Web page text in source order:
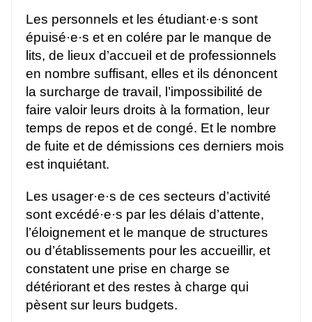
Les personnels et les étudiant·e·s sont
épuisé·e·s et en colére par le manque de
lits, de lieux d’accueil et de professionnels
en nombre suffisant, elles et ils dénoncent
la surcharge de travail, l’impossibilité de
faire valoir leurs droits à la formation, leur
temps de repos et de congé. Et le nombre
de fuite et de démissions ces derniers mois
est inquiétant.
Les usager·e·s de ces secteurs d’activité
sont excédé·e·s par les délais d’attente,
l’éloignement et le manque de structures
ou d’établissements pour les accueillir, et
constatent une prise en charge se
détériorant et des restes à charge qui
pèsent sur leurs budgets.